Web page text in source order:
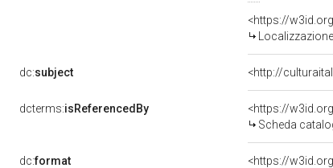
<https://
dc:subject <http://
dcterms:isReferencedBy
<https://
Scheda
dc:format
<https://